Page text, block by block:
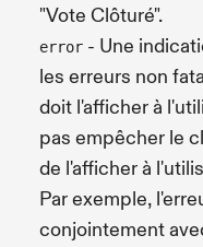
"Vote Clôturé".
error - Une
les erreurs non
doit l'afficher à
pas empêcher le
de l'afficher à
Par exemple,
conjointement